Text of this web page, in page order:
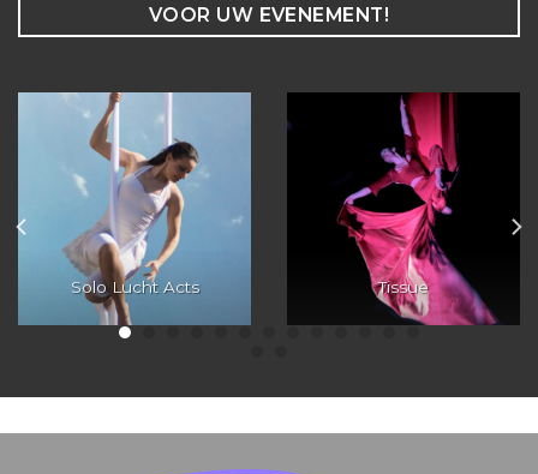
VOOR UW EVENEMENT!
Solo Lucht Acts Tissue